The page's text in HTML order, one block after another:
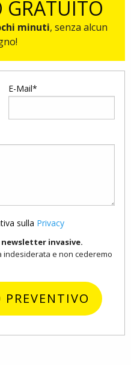
GRATUITO
minuti, senza alcun
E-Mail*
sulla Privacy
newsletter invasive.
e non cederemo